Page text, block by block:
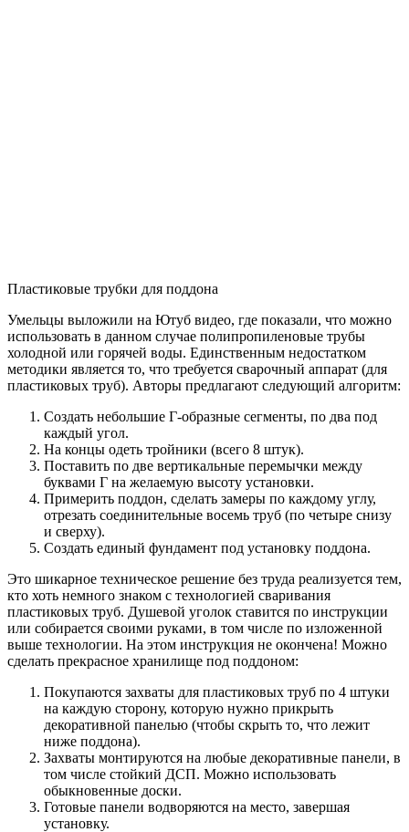
Пластиковые трубки для поддона
Умельцы выложили на Ютуб видео, где показали, что можно
использовать в данном случае полипропиленовые трубы
холодной или горячей воды. Единственным недостатком
методики является то, что требуется сварочный аппарат (для
пластиковых труб). Авторы предлагают следующий алгоритм:
Создать небольшие Г-образные сегменты, по два под
каждый угол.
На концы одеть тройники (всего 8 штук).
Поставить по две вертикальные перемычки между
буквами Г на желаемую высоту установки.
Примерить поддон, сделать замеры по каждому углу,
отрезать соединительные восемь труб (по четыре снизу
и сверху).
Создать единый фундамент под установку поддона.
Это шикарное техническое решение без труда реализуется тем,
кто хоть немного знаком с технологией сваривания
пластиковых труб. Душевой уголок ставится по инструкции
или собирается своими руками, в том числе по изложенной
выше технологии. На этом инструкция не окончена! Можно
сделать прекрасное хранилище под поддоном:
Покупаются захваты для пластиковых труб по 4 штуки
на каждую сторону, которую нужно прикрыть
декоративной панелью (чтобы скрыть то, что лежит
ниже поддона).
Захваты монтируются на любые декоративные панели, в
том числе стойкий ДСП. Можно использовать
обыкновенные доски.
Готовые панели водворяются на место, завершая
установку.